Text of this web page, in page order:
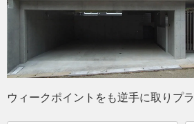
ウィークポイントをも逆手に取りプ